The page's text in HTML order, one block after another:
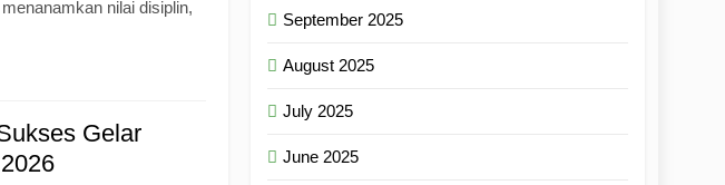
nilai disiplin,
Gelar
September 2025
August 2025
July 2025
June 2025